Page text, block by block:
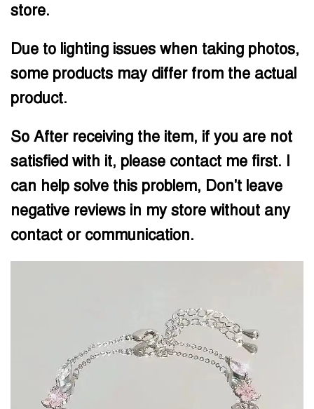
store.
Due to lighting issues when taking photos,
some products may differ from the actual
product.
So After receiving the item, if you are not
satisfied with it, please contact me first. I
can help solve this problem, Don't leave
negative reviews in my store without any
contact or communication.